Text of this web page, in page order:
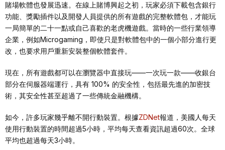
賭場軟體也發展迅速。在線上賭博興起之初，玩家必須下載包含銀行
功能、獎勵插件以及開發人員提供的所有遊戲的完整軟體包，才能玩
一局簡單的二十一點或自己喜歡的老虎機遊戲。當時的一些行業領導
企業，例如Microgaming，即使只是對軟體包中的一個小部分進行更
改，也要求用戶重新安裝整個軟體套件。
現在，所有遊戲都可以在瀏覽器中直接玩——一次玩一款——收銀台
部分在伺服器端運行，具有 100% 的安全性，包括最先進的加密技
術，其安全性甚至超過了一些傳統金融機構。
如今，許多玩家幾乎離不開行動裝置。根據ZDNet報道，美國人每天
使用行動裝置的時間超過5小時，平均每天查看資訊超過60次。全球
平均也超過每天3小時。